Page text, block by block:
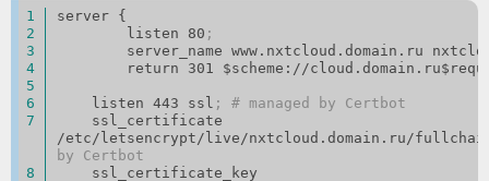
server {
        listen 80
;
server_name www.nxtcloud.domain.ru
return 301 $scheme://
    listen 443 ssl
; # managed by Certbot
/etc/letsencrypt/live/nxtcloud.domain.ru/
by Certbot